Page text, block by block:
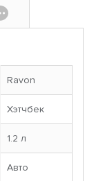
Ravon
Хэтчбек
1.2 л
Авто